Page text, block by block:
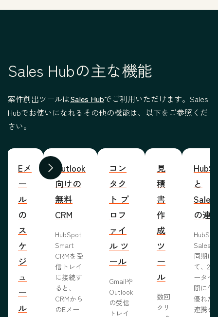
Sales Hubの主な機能
案件創出ツールはSales Hubでご利用いただけます。Sales
Hubでお使いになれるその他の機能は、以下をご参照くだ
さい。
前へ 次へ
Eメ
ー
ル
の
ス
ケ
ジ
ュ
ー
ル
Outlook
向けの
無料
CRM
HubSpot
Smart
CRMを受
信トレイ
に接続す
ると、
CRMから
のEメー
コン
タク
ト プ
ロフ
ァイ
ル ツ
ール
Gmailや
Outlook
の受信
トレイ
見
積
書
作
成
ツ
ー
ル
数回
クリ
と
の連
同期に
て、2
ータベ
間に信
優れた
連携を